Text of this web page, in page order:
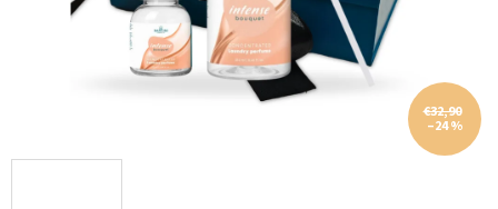
€32,90
–24 %